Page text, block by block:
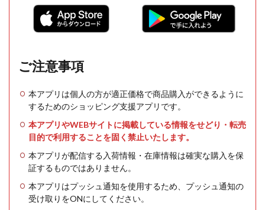
ご注意事項
本アプリは個人の方が適正価格で商品購入ができるように
するためのショッピング支援アプリです。
本アプリやWEBサイトに掲載している情報をせどり・転売
目的で利用することを固く禁止いたします。
本アプリが配信する入荷情報・在庫情報は確実な購入を保
証するものではありません。
本アプリはプッシュ通知を使用するため、プッシュ通知の
受け取りをONにしてください。